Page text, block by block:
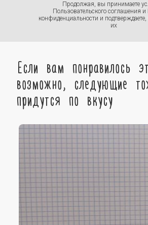
Продолжая, вы принимаете
Пользовательского соглашения и
конфиденциальности и
их
Если вам понравилось
возможно, следующие
придутся по вкусу